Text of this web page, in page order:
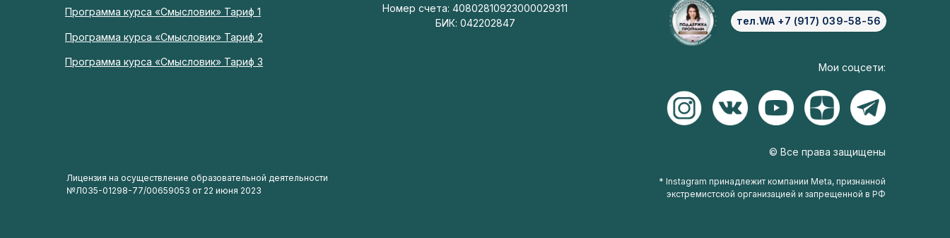
Мои соцсети:
Номер счета: 40802810923000029311
БИК: 042202847
* Instagram принадлежит компании Meta, признанной
экстремистской организацией и запрещенной в РФ
© Все права защищены
Лицензия на осуществление образовательной деятельности
№Л035-01298-77/00659053 от 22 июня 2023
тел.WA +7 (917) 039-58-56
Программа курса «Смысловик» Тариф 1
Программа курса «Смысловик» Тариф 2
Программа курса «Смысловик» Тариф 3